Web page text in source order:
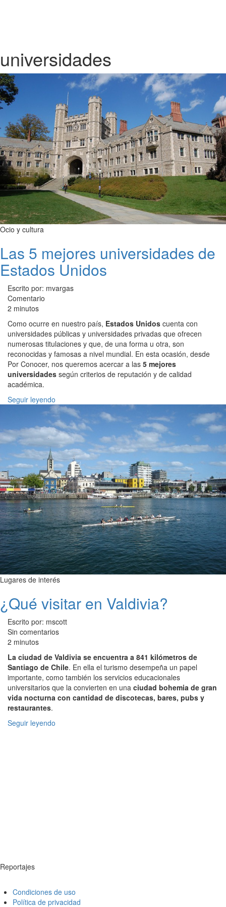
universidades
Ocio y cultura
Las 5 mejores universidades de
Estados Unidos
Escrito por: mvargas
Comentario
2 minutos
Como ocurre en nuestro país, Estados Unidos cuenta con
universidades públicas y universidades privadas que ofrecen
numerosas titulaciones y que, de una forma u otra, son
reconocidas y famosas a nivel mundial. En esta ocasión, desde
Por Conocer, nos queremos acercar a las 5 mejores
universidades según criterios de reputación y de calidad
académica.
Seguir leyendo
Lugares de interés
¿Qué visitar en Valdivia?
Escrito por: mscott
Sin comentarios
2 minutos
La ciudad de Valdivia se encuentra a 841 kilómetros de
Santiago de Chile. En ella el turismo desempeña un papel
importante, como también los servicios educacionales
universitarios que la convierten en una ciudad bohemia de gran
vida nocturna con cantidad de discotecas, bares, pubs y
restaurantes.
Seguir leyendo
Reportajes
Condiciones de uso
Política de privacidad